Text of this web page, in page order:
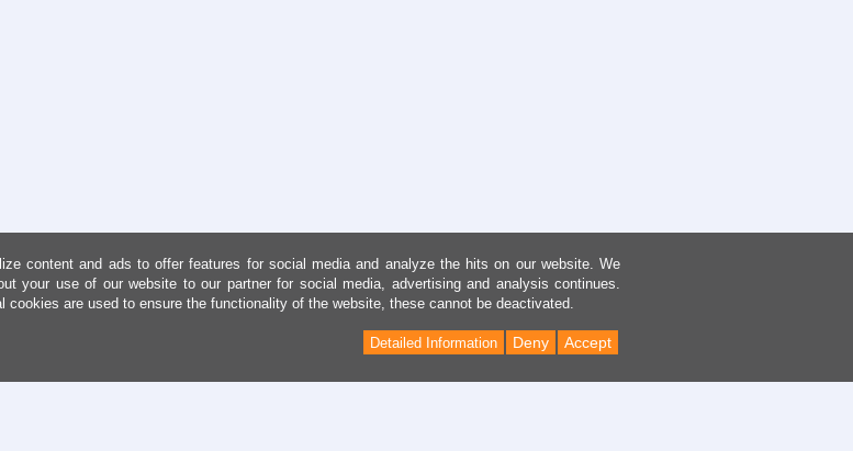
content and ads to offer features for social media and analyze the hits on our website. We
your use of our website to our partner for social media, advertising and analysis continues.
cookies are used to ensure the functionality of the website, these cannot be deactivated.
Accept
Deny
Detailed Information